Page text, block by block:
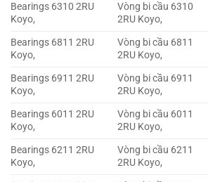
Bearings 6310 2RU
Koyo,
Vòng bi cầu 6310
2RU Koyo,
Bearings 6811 2RU
Koyo,
Vòng bi cầu 6811
2RU Koyo,
Bearings 6911 2RU
Koyo,
Vòng bi cầu 6911
2RU Koyo,
Bearings 6011 2RU
Koyo,
Vòng bi cầu 6011
2RU Koyo,
Bearings 6211 2RU
Koyo,
Vòng bi cầu 6211
2RU Koyo,